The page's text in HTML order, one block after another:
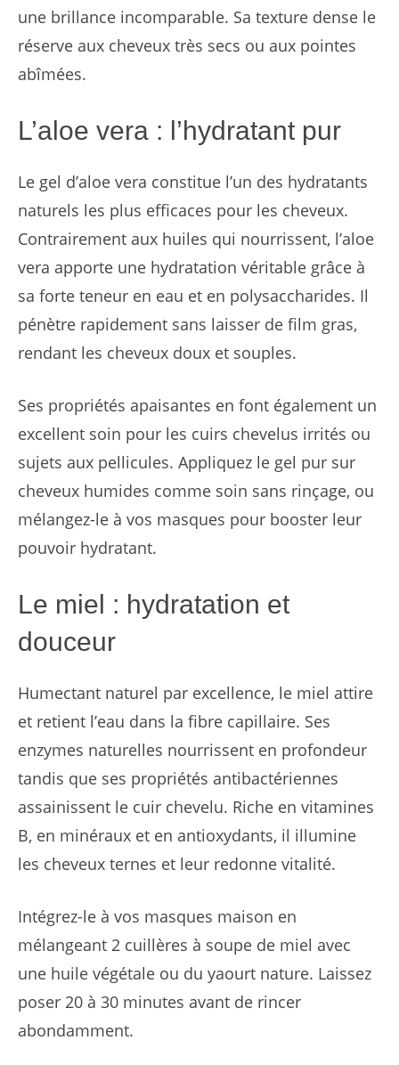
une brillance incomparable. Sa texture dense le
réserve aux cheveux très secs ou aux pointes
abîmées.
L’aloe vera : l’hydratant pur
Le gel d’aloe vera constitue l’un des hydratants
naturels les plus efficaces pour les cheveux.
Contrairement aux huiles qui nourrissent, l’aloe
vera apporte une hydratation véritable grâce à
sa forte teneur en eau et en polysaccharides. Il
pénètre rapidement sans laisser de film gras,
rendant les cheveux doux et souples.
Ses propriétés apaisantes en font également un
excellent soin pour les cuirs chevelus irrités ou
sujets aux pellicules. Appliquez le gel pur sur
cheveux humides comme soin sans rinçage, ou
mélangez-le à vos masques pour booster leur
pouvoir hydratant.
Le miel : hydratation et
douceur
Humectant naturel par excellence, le miel attire
et retient l’eau dans la fibre capillaire. Ses
enzymes naturelles nourrissent en profondeur
tandis que ses propriétés antibactériennes
assainissent le cuir chevelu. Riche en vitamines
B, en minéraux et en antioxydants, il illumine
les cheveux ternes et leur redonne vitalité.
Intégrez-le à vos masques maison en
mélangeant 2 cuillères à soupe de miel avec
une huile végétale ou du yaourt nature. Laissez
poser 20 à 30 minutes avant de rincer
abondamment.